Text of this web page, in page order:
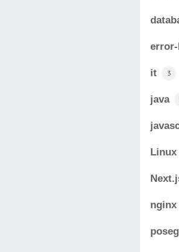
it 3
java
Linux
nginx